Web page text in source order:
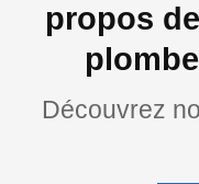
propos
Découvrez